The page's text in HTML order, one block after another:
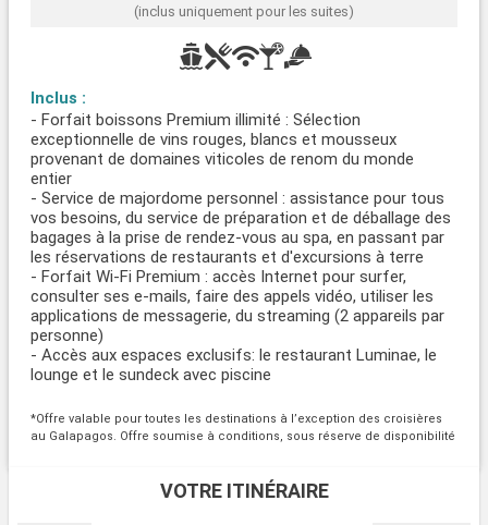
(inclus uniquement pour les suites)
Inclus :
- Forfait boissons Premium illimité : Sélection
exceptionnelle de vins rouges, blancs et mousseux
provenant de domaines viticoles de renom du monde
entier
- Service de majordome personnel : assistance pour tous
vos besoins, du service de préparation et de déballage des
bagages à la prise de rendez-vous au spa, en passant par
les réservations de restaurants et d'excursions à terre
- Forfait Wi-Fi Premium : accès Internet pour surfer,
consulter ses e-mails, faire des appels vidéo, utiliser les
applications de messagerie, du streaming (2 appareils par
personne)
- Accès aux espaces exclusifs: le restaurant Luminae, le
lounge et le sundeck avec piscine
*Offre valable pour toutes les destinations à l’exception des croisières
au Galapagos. Offre soumise à conditions, sous réserve de disponibilité
VOTRE ITINÉRAIRE